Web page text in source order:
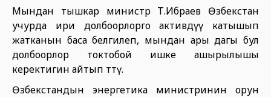
Мындан тышкар министр Т.Ибраев Өзбекстан
учурда ири долбоорлорго активдүү катышып
жатканын баса белгилеп, мындан ары дагы бул
долбоорлор токтобой ишке ашырылышы
керектигин айтып өттү.
Өзбекстандын энергетика министринин орун